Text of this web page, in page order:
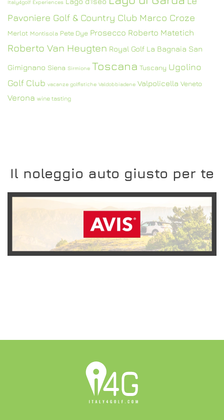
Italy4golf Experiences
Pavoniere Golf & Country Club Marco Croze
Merlot Montisola Pete Dye Prosecco Roberto Matetich
Roberto Van Heugten Royal Golf La Bagnaia San
Gimignano Siena Sirmione Toscana Tuscany Ugolino
Golf Club vacanze golfistiche Valdobbiadene Valpolicella Veneto
Verona wine tasting
Il noleggio auto giusto per te
SCOPRI L'OFFERTA